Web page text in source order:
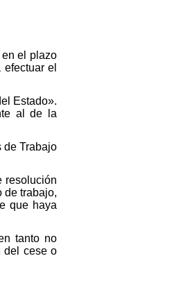
el plazo
el
Estado».
al de la
de Trabajo
resolución
de trabajo,
que haya
tanto no
del cese o